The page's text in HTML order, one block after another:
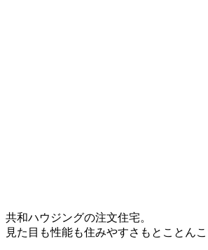
共和ハウジングの注文住宅。
見た目も性能も住みやすさもとことんこ